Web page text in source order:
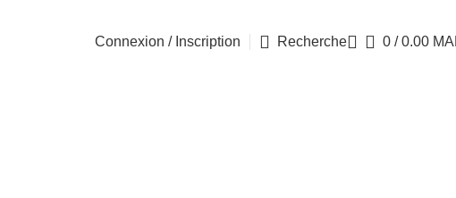
Connexion / Inscription Recherche 0 / 0.00